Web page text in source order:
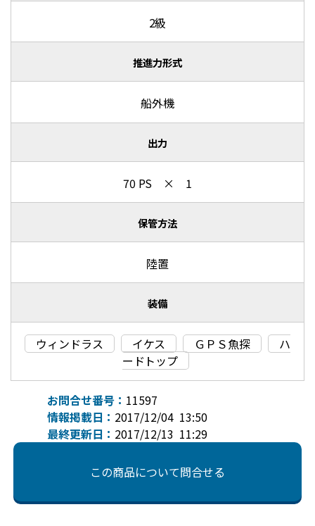
2級
推進力形式
船外機
出力
70 PS × 1
保管方法
陸置
装備
ウィンドラス イケス ＧＰＳ魚探
ハ
ードトップ
お問合せ番号： 11597
情報掲載日： 2017/12/04 13:50
最終更新日： 2017/12/13 11:29
この商品について問合せる